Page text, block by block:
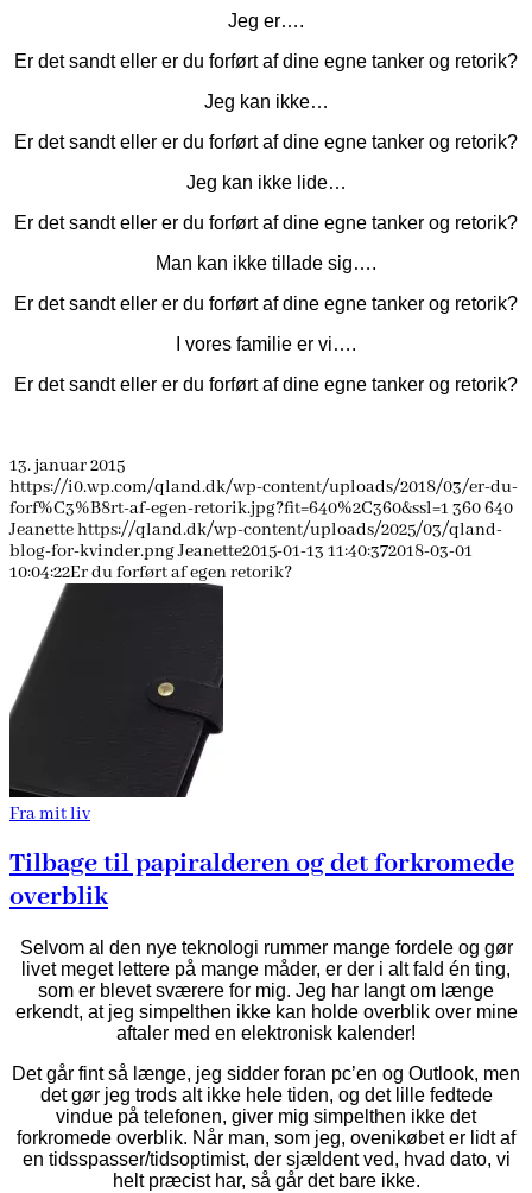
Jeg er….
Er det sandt eller er du forført af dine egne tanker og retorik?
Jeg kan ikke…
Er det sandt eller er du forført af dine egne tanker og retorik?
Jeg kan ikke lide…
Er det sandt eller er du forført af dine egne tanker og retorik?
Man kan ikke tillade sig….
Er det sandt eller er du forført af dine egne tanker og retorik?
I vores familie er vi….
Er det sandt eller er du forført af dine egne tanker og retorik?
13. januar 2015
https://i0.wp.com/qland.dk/wp-content/uploads/2018/03/er-du-
forf%C3%B8rt-af-egen-retorik.jpg?fit=640%2C360&ssl=1 360640
Jeanettehttps://qland.dk/wp-content/uploads/2025/03/qland-
blog-for-kvinder.pngJeanette2015-01-13 11:40:372018-03-01
10:04:22Er du forført af egen retorik?
Fra mit liv
Tilbage til papiralderen og det forkromede
overblik
Selvom al den nye teknologi rummer mange fordele og gør
livet meget lettere på mange måder, er der i alt fald én ting,
som er blevet sværere for mig. Jeg har langt om længe
erkendt, at jeg simpelthen ikke kan holde overblik over mine
aftaler med en elektronisk kalender!
Det går fint så længe, jeg sidder foran pc’en og Outlook, men
det gør jeg trods alt ikke hele tiden, og det lille fedtede
vindue på telefonen, giver mig simpelthen ikke det
forkromede overblik. Når man, som jeg, ovenikøbet er lidt af
en tidsspasser/tidsoptimist, der sjældent ved, hvad dato, vi
helt præcist har, så går det bare ikke.